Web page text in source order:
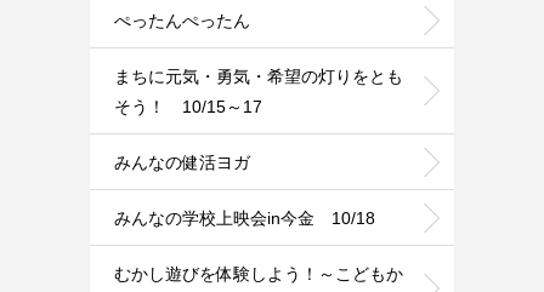
ぺったんぺったん
まちに元気・勇気・希望の灯りをとも
そう！ 10/15～17
みんなの健活ヨガ
みんなの学校上映会in今金 10/18
むかし遊びを体験しよう！～こどもか